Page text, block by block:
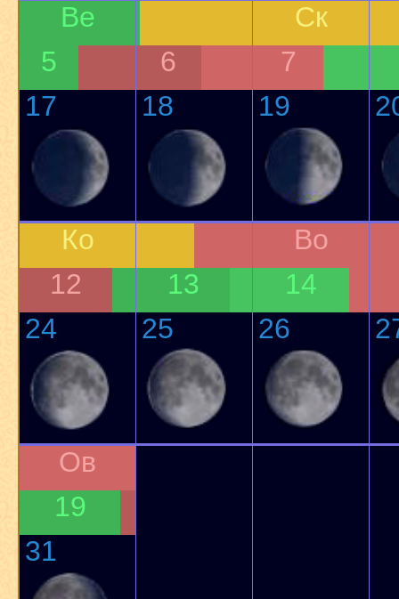
Ве
5
17
6
18
Ск
7
19
Ко
12
24
13
25
Во
14
26
Ов
19
31